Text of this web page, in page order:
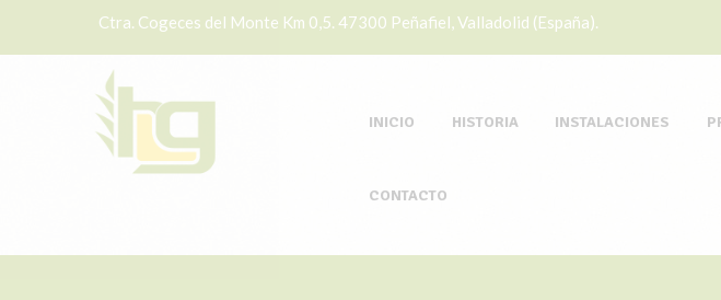
Ctra. Cogeces del Monte Km 0,5. 47300 Peñafiel, Valladolid (España).
INICIO HISTORIA INSTALACIONES
CONTACTO